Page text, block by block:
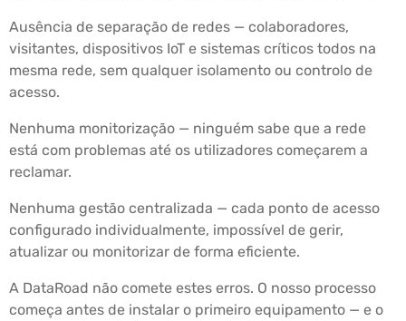
Ausência de separação de redes — colaboradores,
visitantes, dispositivos IoT e sistemas críticos todos na
mesma rede, sem qualquer isolamento ou controlo de
acesso.
Nenhuma monitorização — ninguém sabe que a rede
está com problemas até os utilizadores começarem a
reclamar.
Nenhuma gestão centralizada — cada ponto de acesso
configurado individualmente, impossível de gerir,
atualizar ou monitorizar de forma eficiente.
A DataRoad não comete estes erros. O nosso processo
começa antes de instalar o primeiro equipamento — e o